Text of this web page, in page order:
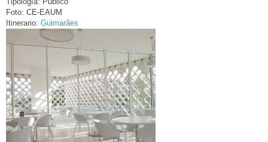
Foto: CE-EAUM
Itinerario: Guimarães